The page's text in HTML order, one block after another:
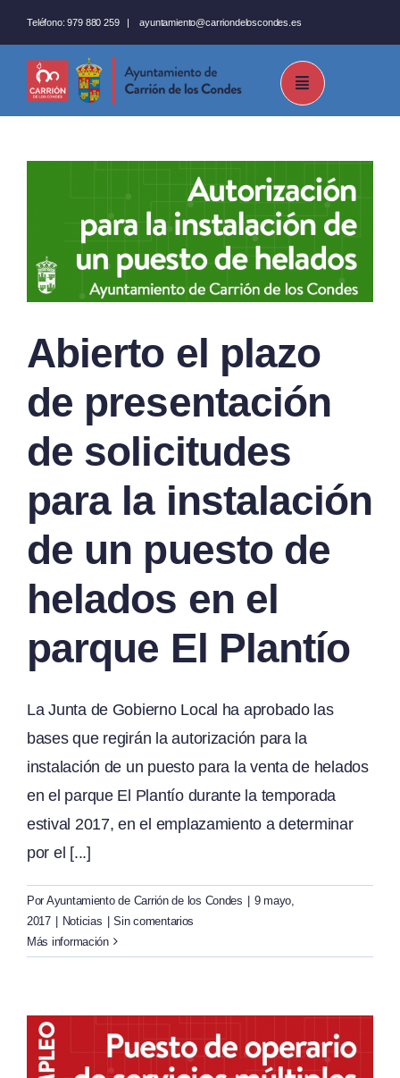
al
contenido
Teléfono: 979 880 259 |ayuntamiento@carriondeloscondes.es
Abierto el plazo
de presentación
de solicitudes
para la instalación
de un puesto de
helados en el
parque El Plantío
La Junta de Gobierno Local ha aprobado las
bases que regirán la autorización para la
instalación de un puesto para la venta de helados
en el parque El Plantío durante la temporada
estival 2017, en el emplazamiento a determinar
por el [...]
Por Ayuntamiento de Carrión de los Condes
9 mayo,
2017
Noticias
Sin comentarios
Más información